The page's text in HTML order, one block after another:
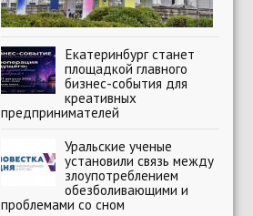
Екатеринбург станет
площадкой главного
бизнес-события для
креативных
предпринимателей
Уральские ученые
установили связь между
злоупотреблением
обезболивающими и
проблемами со сном